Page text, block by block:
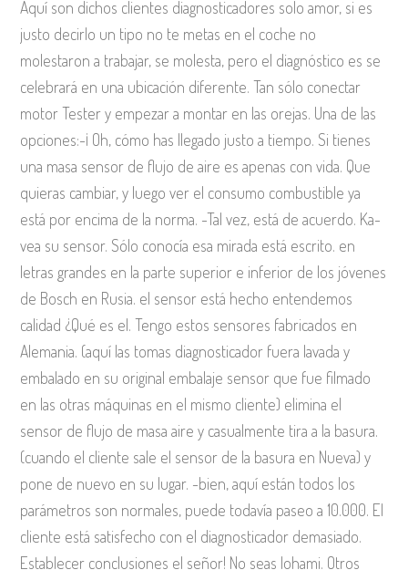
Aquí son dichos clientes diagnosticadores solo amor, si es
justo decirlo un tipo no te metas en el coche no
molestaron a trabajar, se molesta, pero el diagnóstico es se
celebrará en una ubicación diferente. Tan sólo conectar
motor Tester y empezar a montar en las orejas. Una de las
opciones:-¡ Oh, cómo has llegado justo a tiempo. Si tienes
una masa sensor de flujo de aire es apenas con vida. Que
quieras cambiar, y luego ver el consumo combustible ya
está por encima de la norma. -Tal vez, está de acuerdo. Ka-
vea su sensor. Sólo conocía esa mirada está escrito. en
letras grandes en la parte superior e inferior de los jóvenes
de Bosch en Rusia. el sensor está hecho entendemos
calidad ¿Qué es el. Tengo estos sensores fabricados en
Alemania. (aquí las tomas diagnosticador fuera lavada y
embalado en su original embalaje sensor que fue filmado
en las otras máquinas en el mismo cliente) elimina el
sensor de flujo de masa aire y casualmente tira a la basura.
(cuando el cliente sale el sensor de la basura en Nueva) y
pone de nuevo en su lugar. -bien, aquí están todos los
parámetros son normales, puede todavía paseo a 10.000. El
cliente está satisfecho con el diagnosticador demasiado.
Establecer conclusiones el señor! No seas lohami. Otros